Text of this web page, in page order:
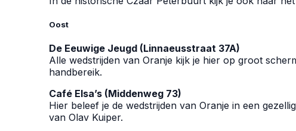
Oost
De Eeuwige Jeugd (Linnaeusstraat 37A)
Alle wedstrijden van Oranje kijk je hier op groot
handbereik.
Café Elsa’s (Middenweg 73)
Hier beleef je de wedstrijden van Oranje in een
van Olav Kuiper.